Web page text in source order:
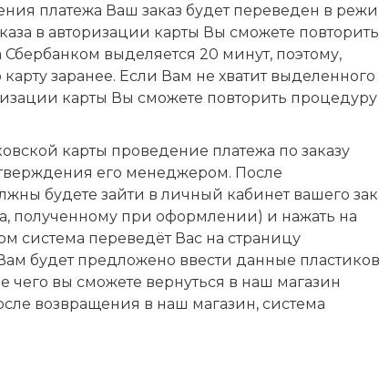
платежа Ваш заказ будет переведен в
в авторизации карты Вы сможете повторить
выделяется 20 минут, поэтому,
заранее. Если Вам не хватит выделенного
карты Вы сможете повторить процедуру
карты проведение платежа по заказу
его менеджером. После
будете зайти в личный кабинет вашего
полученному при оформлении) и нажать на
система переведёт Вас на страницу
будет предложено ввести данные
чего вы сможете вернуться в наш магазин
возвращения в наш магазин, система